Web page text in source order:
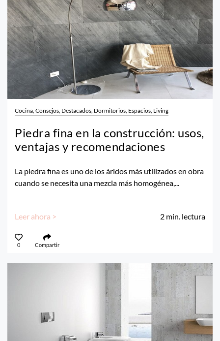
Cocina, Consejos, Destacados, Dormitorios, Espacios, Living
Piedra fina en la construcción: usos,
ventajas y recomendaciones
La piedra fina es uno de los áridos más utilizados en obra
cuando se necesita una mezcla más homogénea,...
Leer ahora > 2 min. lectura
0 Compartir